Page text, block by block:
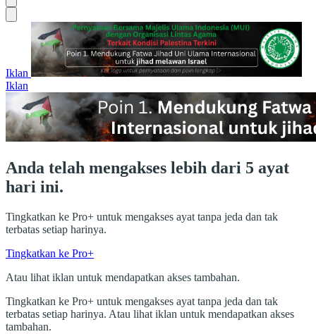
Iklan
Iklan
Anda telah mengakses lebih dari 5 ayat
hari ini.
Tingkatkan ke Pro+ untuk mengakses ayat tanpa jeda dan tak
terbatas setiap harinya.
Tingkatkan ke Pro+
Atau lihat iklan untuk mendapatkan akses tambahan.
Tingkatkan ke Pro+ untuk mengakses ayat tanpa jeda dan tak
terbatas setiap harinya. Atau lihat iklan untuk mendapatkan akses
tambahan.